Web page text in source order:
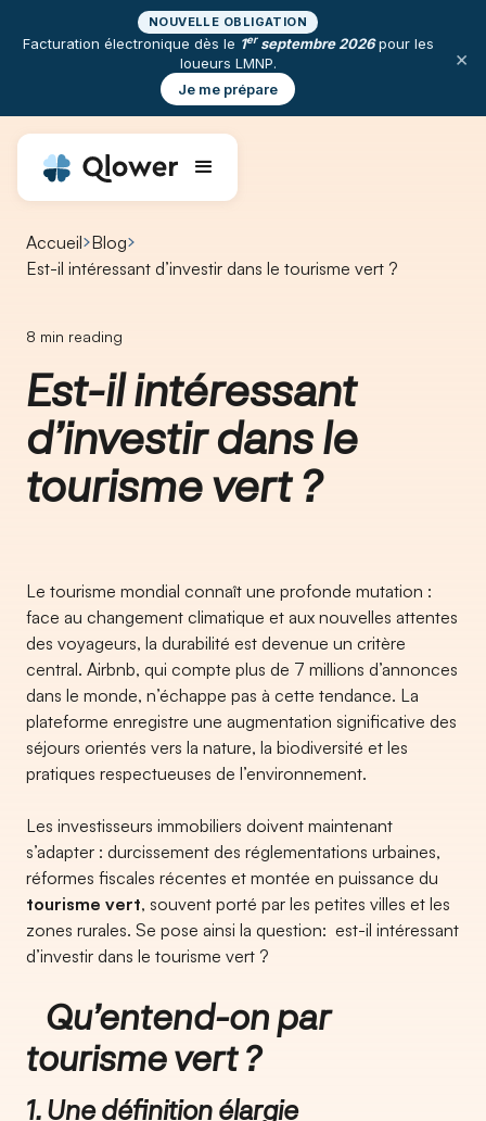
NOUVELLE OBLIGATION
Facturation électronique dès le 1erseptembre 2026pour les
loueurs LMNP.
Je me prépare
×
Accueil Blog
Est-il intéressant d’investir dans le tourisme vert ?
8 min reading
Est-il intéressant
d’investir dans le
tourisme vert ?
Le tourisme mondial connaît une profonde mutation :
face au changement climatique et aux nouvelles attentes
des voyageurs, la durabilité est devenue un critère
central. Airbnb, qui compte plus de 7 millions d’annonces
dans le monde, n’échappe pas à cette tendance. La
plateforme enregistre une augmentation significative des
séjours orientés vers la nature, la biodiversité et les
pratiques respectueuses de l’environnement.
Les investisseurs immobiliers doivent maintenant
s’adapter : durcissement des réglementations urbaines,
réformes fiscales récentes et montée en puissance du
tourisme vert, souvent porté par les petites villes et les
zones rurales. Se pose ainsi la question: est-il intéressant
d’investir dans le tourisme vert ?
Qu’entend-on par
tourisme vert ?
1. Une définition élargie